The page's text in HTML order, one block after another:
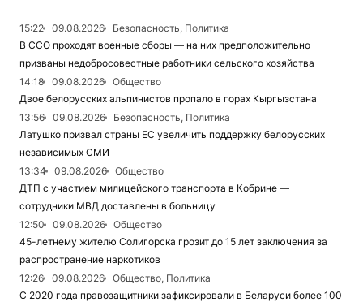
15:22 09.08.2026
Безопасность, Политика
В ССО проходят военные сборы — на них предположительно
призваны недобросовестные работники сельского хозяйства
14:18
09.08.2026
Общество
Двое белорусских альпинистов пропало в горах Кыргызстана
13:56
09.08.2026
Безопасность, Политика
Латушко призвал страны ЕС увеличить поддержку белорусских
независимых СМИ
13:34
09.08.2026
Общество
ДТП с участием милицейского транспорта в Кобрине —
сотрудники МВД доставлены в больницу
12:50
09.08.2026
Общество
45-летнему жителю Солигорска грозит до 15 лет заключения за
распространение наркотиков
12:26
09.08.2026
Общество, Политика
С 2020 года правозащитники зафиксировали в Беларуси более 100